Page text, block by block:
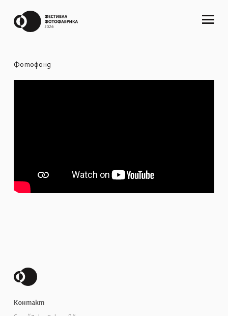
Фотофонд
Контакт